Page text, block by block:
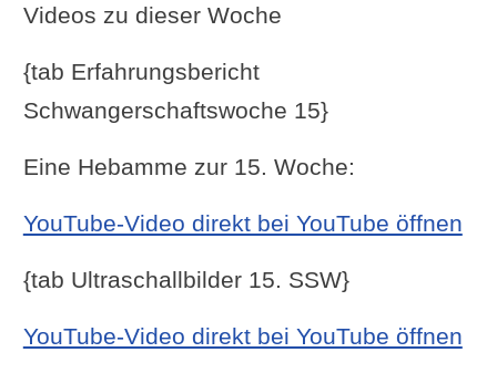
Videos zu dieser Woche
{tab Erfahrungsbericht
Schwangerschaftswoche 15}
Eine Hebamme zur 15. Woche:
YouTube-Video direkt bei YouTube öffnen
{tab Ultraschallbilder 15. SSW}
YouTube-Video direkt bei YouTube öffnen